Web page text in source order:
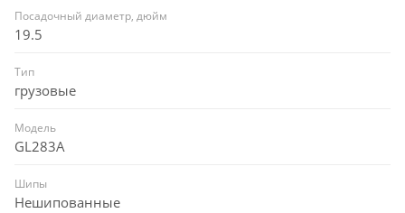
Посадочный диаметр, дюйм
19.5
Тип
грузовые
Модель
GL283A
Шипы
Нешипованные